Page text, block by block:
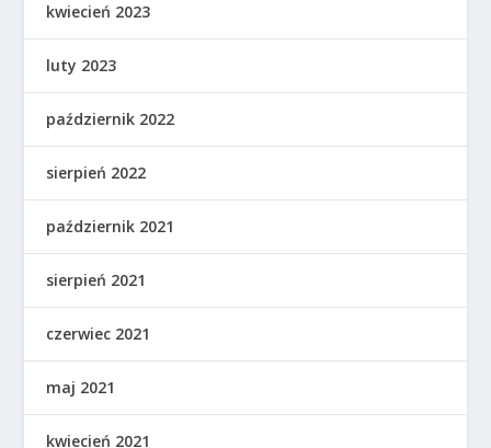
kwiecień 2023
luty 2023
październik 2022
sierpień 2022
październik 2021
sierpień 2021
czerwiec 2021
maj 2021
kwiecień 2021